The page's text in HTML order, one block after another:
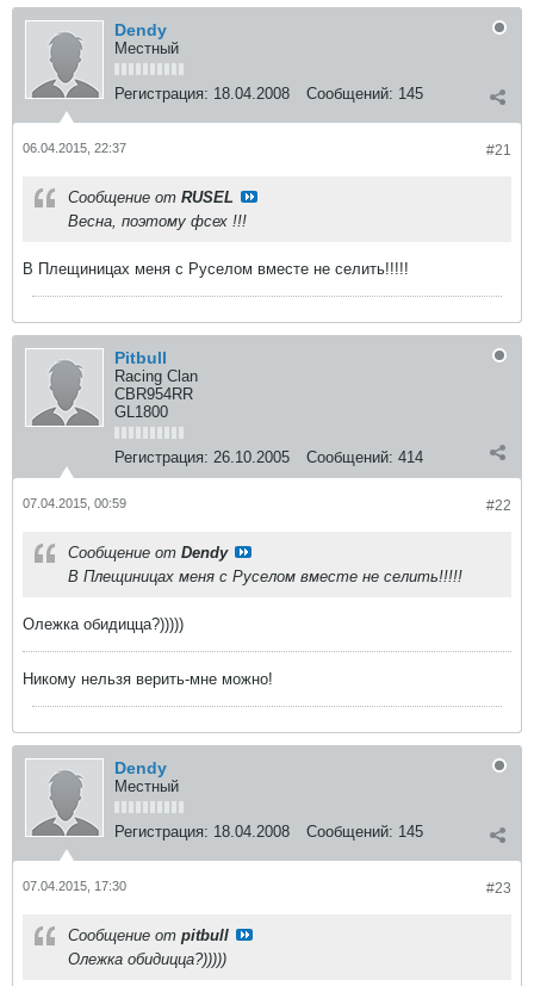
Dendy
Местный
Регистрация: 18.04.2008 Сообщений: 145
#21
06.04.2015, 22:37
Сообщение от RUSEL
Весна, поэтому фсех !!!
В Плещиницах меня с Руселом вместе не селить!!!!!
Pitbull
Racing Clan
CBR954RR
GL1800
Регистрация: 26.10.2005 Сообщений: 414
#22
07.04.2015, 00:59
Сообщение от Dendy
В Плещиницах меня с Руселом вместе не селить!!!!!
Олежка обидицца?)))))
Никому нельзя верить-мне можно!
Dendy
Местный
Регистрация: 18.04.2008 Сообщений: 145
#23
07.04.2015, 17:30
Сообщение от pitbull
Олежка обидицца?)))))